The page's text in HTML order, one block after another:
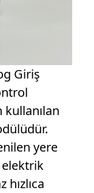
Giriş
yere
hızlıca